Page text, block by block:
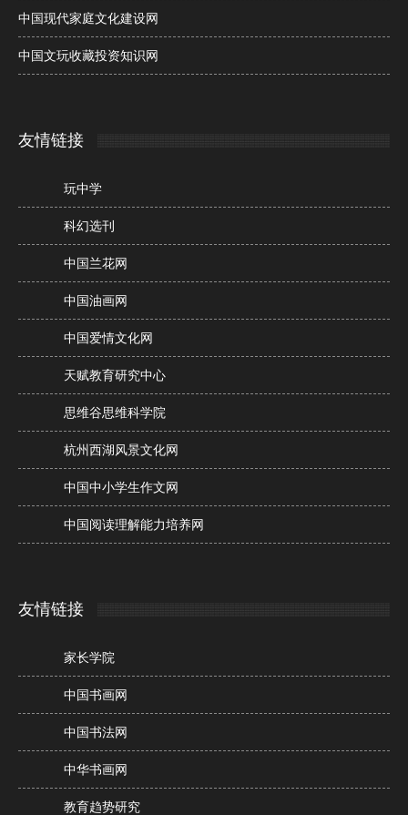
中国现代家庭文化建设网
中国文玩收藏投资知识网
友情链接
玩中学
科幻选刊
中国兰花网
中国油画网
中国爱情文化网
天赋教育研究中心
思维谷思维科学院
杭州西湖风景文化网
中国中小学生作文网
中国阅读理解能力培养网
友情链接
家长学院
中国书画网
中国书法网
中华书画网
教育趋势研究